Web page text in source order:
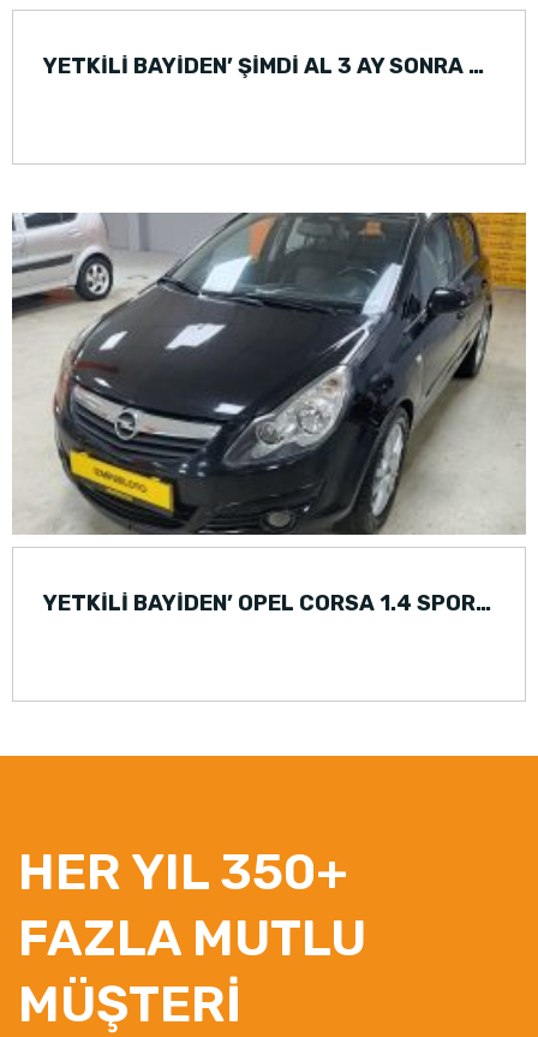
YETKİLİ BAYİDEN’ ŞİMDİ AL 3 AY SONRA ÖDE FORD FOCUS (2016)
YETKİLİ BAYİDEN’ OPEL CORSA 1.4 SPORT (2007)
HER YIL 350+
FAZLA MUTLU
MÜŞTERİ